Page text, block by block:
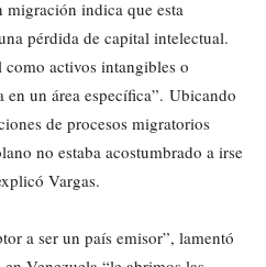
migración indica que esta
pérdida de capital intelectual.
activos intangibles o
un área específica”. Ubicando
de procesos migratorios
no estaba acostumbrado a irse
Vargas.
a ser un país emisor”, lamentó